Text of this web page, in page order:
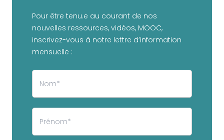
Pour être tenu.e au courant de nos
nouvelles ressources, vidéos, MOOC,
inscrivez-vous à notre lettre d’information
mensuelle :